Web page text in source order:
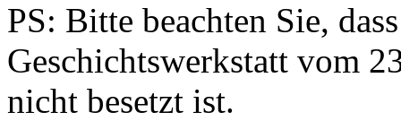
PS: Bitte beachten Sie,
Geschichtswerkstatt vom
nicht besetzt ist.